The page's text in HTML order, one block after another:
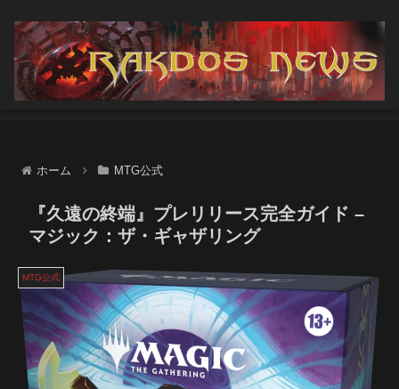
ホーム MTG公式
『久遠の終端』プレリリース完全ガイド –
マジック：ザ・ギャザリング
MTG公式